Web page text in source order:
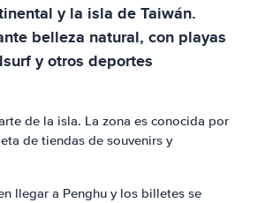
y la isla de Taiwán.
belleza natural, con playas
y otros deportes
de la isla. La zona es conocida por
de tiendas de souvenirs y
llegar a Penghu y los billetes se